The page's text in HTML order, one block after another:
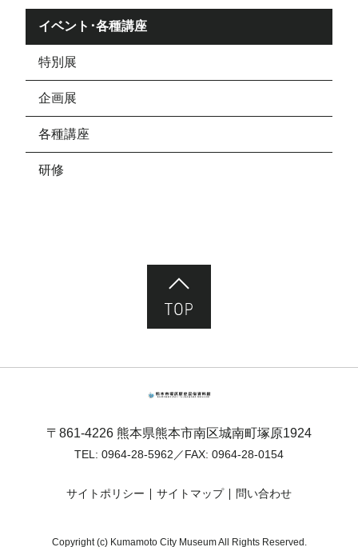
イベント･各種講座
特別展
企画展
各種講座
研修
〒861-4226 熊本県熊本市南区城南町塚原1924
TEL: 0964-28-5962 ／FAX: 0964-28-0154
サイトポリシー サイトマップ 問い合わせ
Copyright (c) Kumamoto City Museum All Rights Reserved.